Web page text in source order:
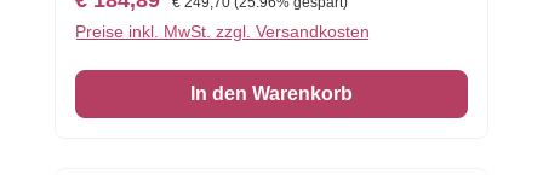
Aktions-Paket! Mit diesem Angebot erhalten
Sie gleich drei 7 kg Kübel des legendären
Massa Ticino Tropic Rollfondants in Weiß.
Das ist die perfekte Lösung für
Preise inkl. MwSt. zzgl. Versandkosten
In den Warenkorb